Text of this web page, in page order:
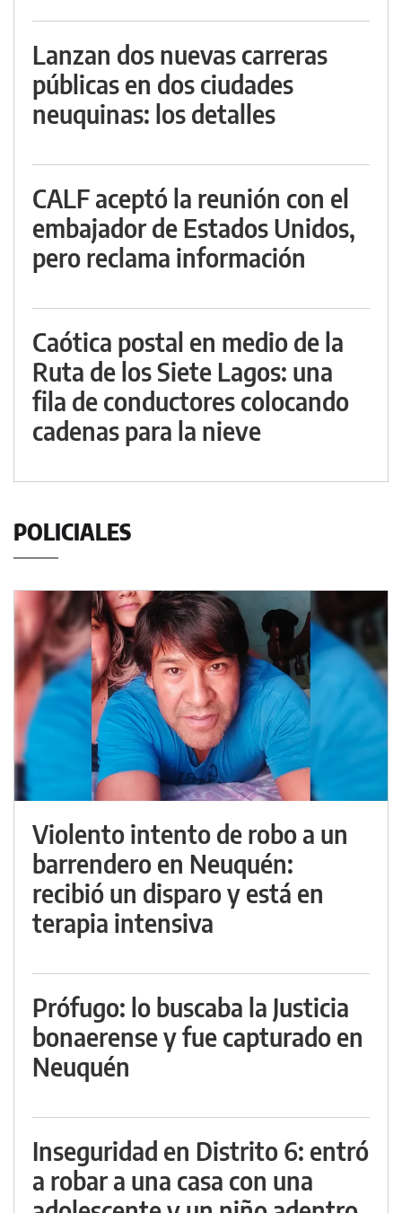
Lanzan dos nuevas carreras
públicas en dos ciudades
neuquinas: los detalles
CALF aceptó la reunión con el
embajador de Estados Unidos,
pero reclama información
Caótica postal en medio de la
Ruta de los Siete Lagos: una
fila de conductores colocando
cadenas para la nieve
POLICIALES
Violento intento de robo a un
barrendero en Neuquén:
recibió un disparo y está en
terapia intensiva
Prófugo: lo buscaba la Justicia
bonaerense y fue capturado en
Neuquén
Inseguridad en Distrito 6: entró
a robar a una casa con una